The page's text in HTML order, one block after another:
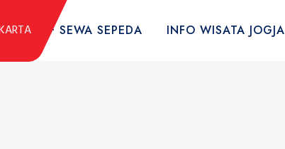
TARIF SEWA SEPEDA INFO WISATA JOGJA